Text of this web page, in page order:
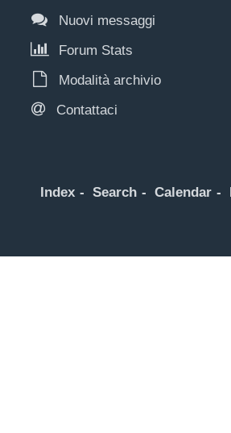
Nuovi messaggi
Forum Stats
Modalità archivio
Contattaci
Index Search Calendar